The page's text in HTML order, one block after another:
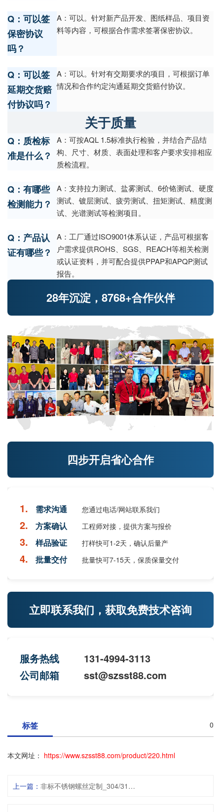
Q：可以签
保密协议
吗？
A：可以。针对新产品开发、图纸样品、项目资
料等内容，可根据合作需求签署保密协议。
Q：可以签
延期交货赔
付协议吗？
A：可以。针对有交期要求的项目，可根据订单
情况和合作约定沟通延期交货赔付协议。
关于质量
Q：质检标
准是什么？
A：可按AQL 1.5标准执行检验，并结合产品结
构、尺寸、材质、表面处理和客户要求安排相应
质检流程。
Q：有哪些
检测能力？
A：支持拉力测试、盐雾测试、6价铬测试、硬度
测试、镀层测试、疲劳测试、扭矩测试、精度测
试、光谱测试等检测项目。
Q：产品认
证有哪些？
A：工厂通过ISO9001体系认证，产品可根据客
户需求提供ROHS、SGS、REACH等相关检测
或认证资料，并可配合提供PPAP和APQP测试
报告。
28年沉淀，8768+合作伙伴
四步开启省心合作
1. 需求沟通 您通过电话/网站联系我们
2. 方案确认 工程师对接，提供方案与报价
3. 样品验证 打样快可1-2天，确认后量产
4. 批量交付 批量快可7-15天，保质保量交付
立即联系我们，获取免费技术咨询
服务热线
131-4994-3113
公司邮箱
sst@szsst88.com
标签 0
本文网址： https://www.szsst88.com/product/220.html
上一篇： 非标不锈钢螺丝定制_304/316/A286等多种不锈钢材料选择_世世通28年源头工厂